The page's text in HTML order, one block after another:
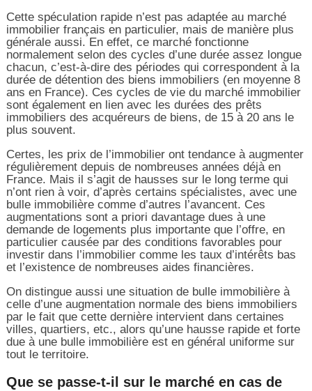
Cette spéculation rapide n’est pas adaptée au marché
immobilier français en particulier, mais de manière plus
générale aussi. En effet, ce marché fonctionne
normalement selon des cycles d’une durée assez longue
chacun, c’est-à-dire des périodes qui correspondent à la
durée de détention des biens immobiliers (en moyenne 8
ans en France). Ces cycles de vie du marché immobilier
sont également en lien avec les durées des prêts
immobiliers des acquéreurs de biens, de 15 à 20 ans le
plus souvent.
Certes, les prix de l’immobilier ont tendance à augmenter
régulièrement depuis de nombreuses années déjà en
France. Mais il s’agit de hausses sur le long terme qui
n’ont rien à voir, d’après certains spécialistes, avec une
bulle immobilière comme d’autres l’avancent. Ces
augmentations sont a priori davantage dues à une
demande de logements plus importante que l’offre, en
particulier causée par des conditions favorables pour
investir dans l’immobilier comme les taux d’intérêts bas
et l’existence de nombreuses aides financières.
On distingue aussi une situation de bulle immobilière à
celle d’une augmentation normale des biens immobiliers
par le fait que cette dernière intervient dans certaines
villes, quartiers, etc., alors qu’une hausse rapide et forte
due à une bulle immobilière est en général uniforme sur
tout le territoire.
Que se passe-t-il sur le marché en cas de